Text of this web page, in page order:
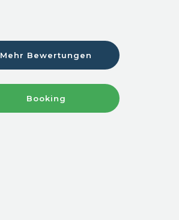
Mehr Bewertungen
Booking